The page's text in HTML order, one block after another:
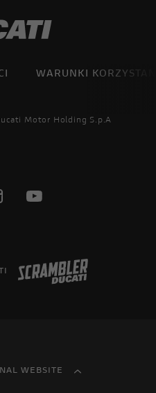
WARUNKI
Motor Holding S.p.A
WEBSITE